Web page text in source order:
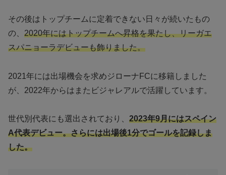
その後はトップチームに定着できない日々が続いたもの
の、 2020年にはトップチームへ昇格を果たし、リーガエ
スパニョーラデビューも飾りました。
2021年には出場機会を求めジローナFCに移籍しました
が、2022年からはまたビジャレアルで活躍しています。
世代別代表にも選出されており、 2023年9月にはスペイン
A代表デビュー。さらには出場後1分でゴールを記録しま
した。